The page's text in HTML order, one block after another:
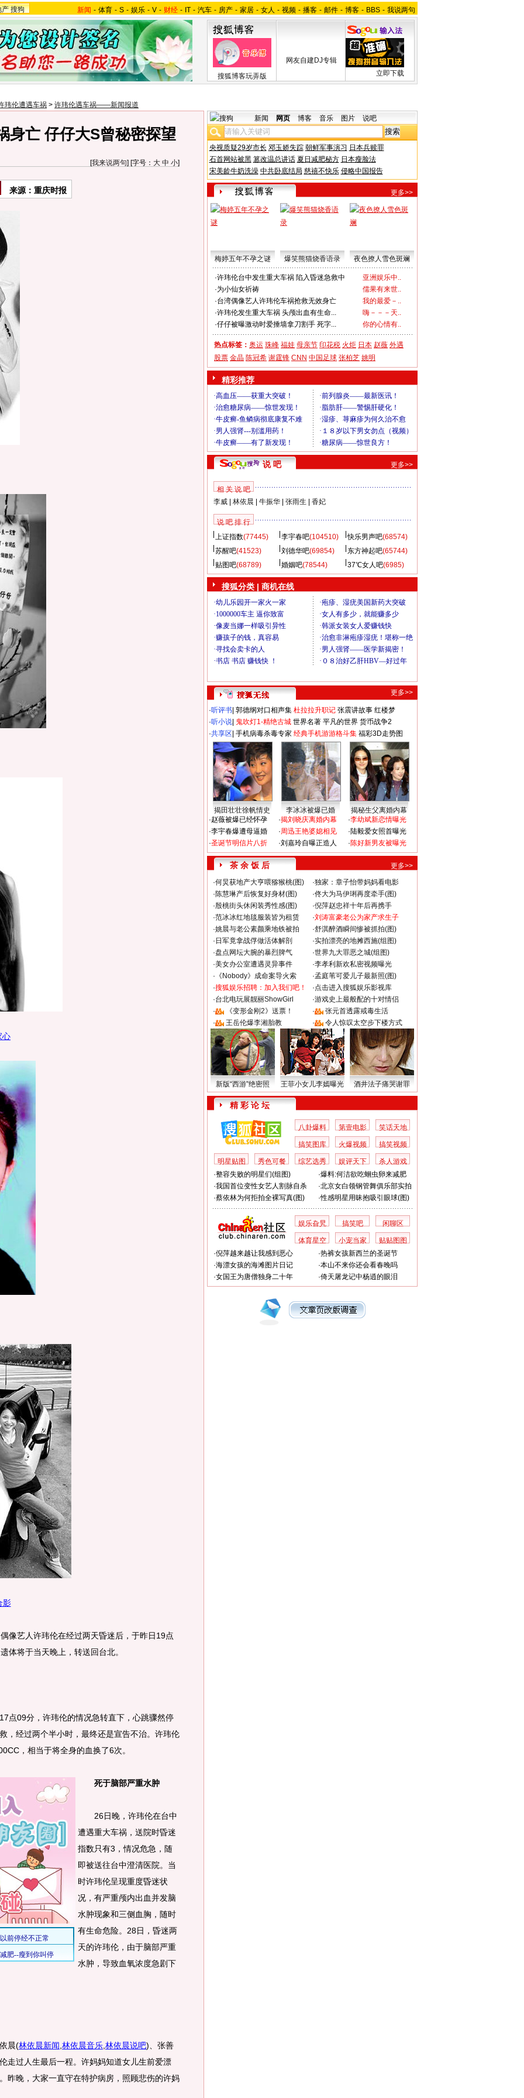
产 搜狗 新闻 - 体育 - S - 娱乐 - V - 财经 - IT - 汽车 - 房产 - 家居 - 女人 - 视频 - 播客 - 邮件 - 博客 - BBS - 我说两句
搜狐博客玩弄版
网友自建DJ专辑
立即下载
玮伦遭遇车祸 > 许玮伦遇车祸——新闻报道
身亡 仔仔大S曾秘密探望
[我来说两句] [字号： 大 中 小]
来源：重庆时报
心
影
艺人许玮伦在经过两天昏迷后，于昨日19点
体将于当天晚上，转送回台北。
09分，许玮伦的情况急转直下，心跳骤然停
，经过两个半小时，最终还是宣告不治。许玮伦
，相当于将全身的血换了6次。
死于脑部严重水肿
26日晚，许玮伦在台中
遭遇重大车祸，送院时昏迷
指数只有3，情况危急，随
即被送往台中澄清医院。当
时许玮伦呈现重度昏迷状
况，有严重颅内出血并发脑
水肿现象和三侧血胸，随时
有生命危险。28日，昏迷两
天的许玮伦，由于脑部严重
水肿，导致血氧浓度急剧下
晨(林依晨新闻 林依晨音乐 林依晨说吧) 、张善
走过人生最后一程。许妈妈知道女儿生前爱漂
昨晚，大家一直守在特护病房，照顾悲伤的许妈
新闻 网页 博客 音乐 图片 说吧
央视质疑29岁市长 邓玉娇失踪 朝鲜军事演习 日本兵赎罪
石首网站被黑 篡改温总讲话 夏日减肥秘方 日本瘦脸法
宋美龄牛奶洗澡 中共卧底结局 慈禧不快乐 侵略中国报告
更多>>
梅婷五年不孕之谜 爆笑熊猫烧香语录 夜色撩人雪色斑斓
·许玮伦台中发生重大车祸 陷入昏迷急救中
亚洲娱乐中..
·为小仙女祈祷
儒果有来世..
·台湾偶像艺人许玮伦车祸抢救无效身亡
我的最爱－..
·许玮伦发生重大车祸 头颅出血有生命...
嗨－－－天..
·仔仔被曝激动时爱捶墙拿刀割手 死字... 你的心情有..
热点标签： 奥运 珠峰 福娃 母亲节 印花税 火炬 日本 赵薇 外遇
股票 金晶 陈冠希 谢霆锋 CNN 中国足球 张柏芝 姚明
精彩推荐
说 吧 更多>>
相 关 说 吧
李威| 林依晨 牛振华| 张雨生 香妃
说 吧 排 行
上证指数(77445) 李宇春吧(104510) 快乐男声吧(68574)
苏醒吧(41523) 刘德华吧(69854) 东方神起吧(65744)
贴图吧(68789) 婚姻吧(78544) 37℃女人吧(6985)
搜狐分类 | 商机在线
更多>>
·听评书 郭德纲对口相声集 杜拉拉升职记 张震讲故事 红楼梦
·听小说 鬼吹灯1-精绝古城 世界名著 平凡的世界 货币战争2
·共享区 手机病毒杀毒专家 经典手机游游格斗集 福彩3D走势图
揭田壮壮徐帆情史 李冰冰被爆已婚
揭秘生父离婚内幕
·赵薇被爆已经怀孕
·李宇春爆遭母逼婚
·圣诞节明信片八折
·揭刘晓庆离婚内幕
·周迅王艳婆媳相见
·刘嘉玲自曝正造人
·李幼斌新恋情曝光
·陆毅爱女照首曝光
·陈好新男友被曝光
茶 余 饭 后
更多>>
·何炅获地产大亨喂猕猴桃(图) ·独家：章子怡带妈妈看电影
·陈慧琳产后恢复好身材(图) ·佟大为马伊琍再度牵手(图)
·殷桃街头休闲装秀性感(图) ·倪萍赵忠祥十年后再携手
·范冰冰红地毯服装皆为租赁 ·刘涛富豪老公为家产求生子
·姚晨与老公素颜乘地铁被拍 ·舒淇醉酒瞬间惨被抓拍(图)
· 日军竟拿战俘做活体解剖 ·实拍漂亮的地摊西施(组图)
·盘点网坛大腕的暴烈脾气 ·世界九大罪恶之城(组图)
·美女办公室遭遇灵异事件 ·李孝利新欢私密视频曝光
· 《Nobody》成命案导火索 ·孟庭苇可爱儿子最新照(图)
·搜狐娱乐招聘：加入我们吧！ ·点击进入搜狐娱乐影视库
·台北电玩展靓丽ShowGirl ·游戏史上最般配的十对情侣
·
《变形金刚2》送票！ ·
张元首透露戒毒生活
·
王岳伦爆李湘胎教 · 令人惊叹太空步下楼方式
新版“西游”绝密照 王菲小女儿李嫣曝光 酒井法子痛哭谢罪
精 彩 论 坛
八卦爆料 第壹电影 笑话天地
搞笑图库 火爆视频 搞笑视频
明星贴图 秀色可餐 综艺选秀 娱评天下
杀人游戏
·整容失败的明星们(组图) ·爆料:何洁欲吃蛔虫卵来减肥
·我国首位变性女艺人割脉自杀 ·北京女白领钢管舞俱乐部实拍
·蔡依林为何拒拍全裸写真(图) ·性感明星用昧抱吸引眼球(图)
娱乐旮旯 搞笑吧 闲聊区
体育星空 小宠当家
贴贴图图
·倪萍越来越让我感到恶心 ·热裤女孩新西兰的圣诞节
·海漂女孩的海滩图片日记 ·本山不来你还会看春晚吗
·女国王为唐僧独身二十年 ·倚天屠龙记中杨逍的眼泪